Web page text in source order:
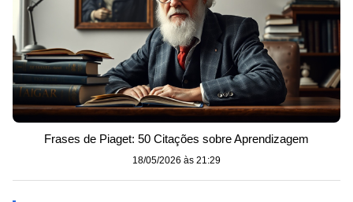
Frases de Piaget: 50 Citações sobre Aprendizagem
18/05/2026 às 21:29